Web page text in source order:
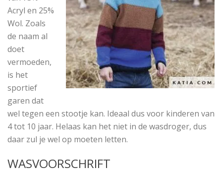
Acryl en 25%
Wol. Zoals
de naam al
doet
vermoeden,
is het
sportief
garen dat
wel tegen een stootje kan. Ideaal dus voor kinderen van
4 tot 10 jaar. Helaas kan het niet in de wasdroger, dus
daar zul je wel op moeten letten.
WASVOORSCHRIFT